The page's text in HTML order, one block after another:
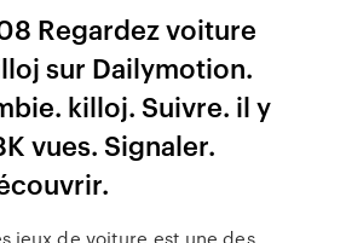
Regardez voiture
sur Dailymotion.
killoj. Suivre. il y
vues. Signaler.
jeux de voiture est une des